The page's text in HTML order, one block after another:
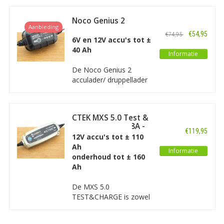
accu's. Compact en licht,
bestemd voor 1.6 - 25Ah
accu's voor laden en
accu's tot 80Ah voor
Restart, 100%
automatisch.
Aanbieding
Noco Genius 2
Druppellader
6V en 12V accu's tot ±
40 Ah
De Noco Genius 2
acculader/ druppellader
accu’s van 2Ah tot en
met 40Ah. De Genius 2
is geschikt voor alle
soorten loodzuur accu's
en tevens voor lithium
accu's.
€74,95 €54,95
Informatie
CTEK MXS 5.0 Test &
Charge (12V / 0,8A -
5A)
12V accu's tot ± 110
Ah
onderhoud tot ± 160
Ah
De MXS 5.0
TEST&CHARGE is zowel
€119,95
Informatie